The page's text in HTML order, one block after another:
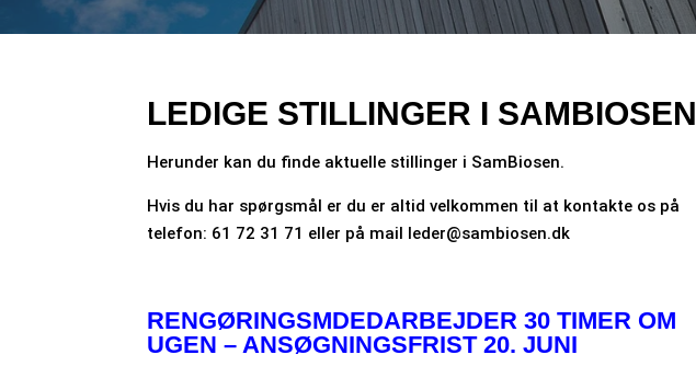
LEDIGE STILLINGER I SAMBIOSEN
Herunder kan du finde aktuelle stillinger i SamBiosen.
Hvis du har spørgsmål er du er altid velkommen til at kontakte os på
telefon: 61 72 31 71 eller på mail leder@sambiosen.dk
RENGØRINGSMDEDARBEJDER 30 TIMER OM
UGEN – ANSØGNINGSFRIST 20. JUNI